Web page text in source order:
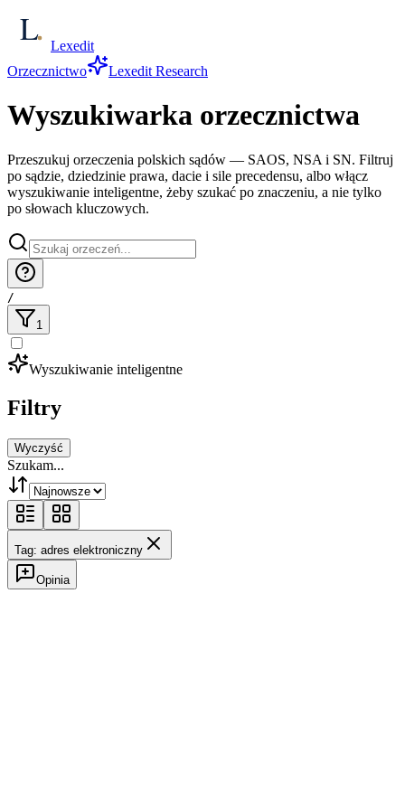
Lexedit
Orzecznictwo
Lexedit Research
Wyszukiwarka orzecznictwa
Przeszukuj orzeczenia polskich sądów — SAOS, NSA i SN. Filtruj
po sądzie, dziedzinie prawa, dacie i sile precedensu, albo włącz
wyszukiwanie inteligentne, żeby szukać po znaczeniu, a nie tylko
po słowach kluczowych.
/
1
Wyszukiwanie inteligentne
Filtry
Wyczyść
Szukam...
Tag: adres elektroniczny
Opinia